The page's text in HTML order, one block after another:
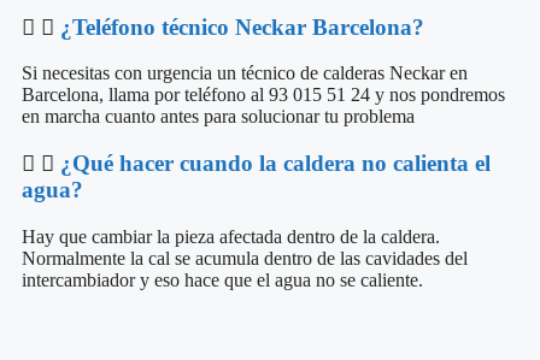
¿Teléfono técnico Neckar Barcelona?
Si necesitas con urgencia un técnico de calderas Neckar en
Barcelona, llama por teléfono al 93 015 51 24 y nos pondremos
en marcha cuanto antes para solucionar tu problema
¿Qué hacer cuando la caldera no calienta el
agua?
Hay que cambiar la pieza afectada dentro de la caldera.
Normalmente la cal se acumula dentro de las cavidades del
intercambiador y eso hace que el agua no se caliente.